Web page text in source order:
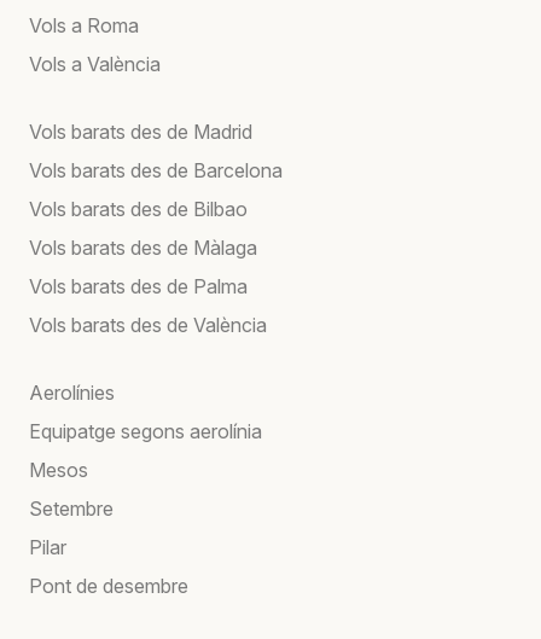
Vols a Roma
Vols a València
Vols barats des de Madrid
Vols barats des de Barcelona
Vols barats des de Bilbao
Vols barats des de Màlaga
Vols barats des de Palma
Vols barats des de València
Aerolínies
Equipatge segons aerolínia
Mesos
Setembre
Pilar
Pont de desembre